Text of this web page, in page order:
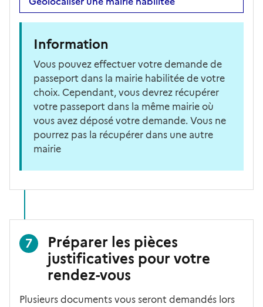
Information
Vous pouvez effectuer votre demande de
passeport dans la mairie habilitée de votre
choix. Cependant, vous devrez récupérer
votre passeport dans la même mairie où
vous avez déposé votre demande. Vous ne
pourrez pas la récupérer dans une autre
mairie
7
Préparer les pièces
justificatives pour votre
rendez-vous
Plusieurs documents vous seront demandés lors